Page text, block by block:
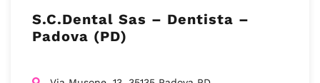
S.C.Dental Sas – Dentista –
Padova (PD)